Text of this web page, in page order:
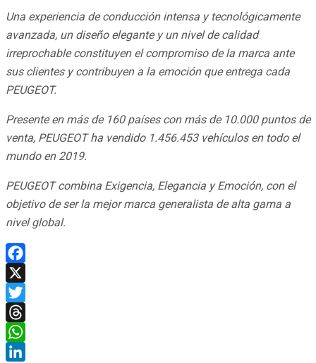
Una experiencia de conducción intensa y tecnológicamente
avanzada, un diseño elegante y un nivel de calidad
irreprochable constituyen el compromiso de la marca ante
sus clientes y contribuyen a la emoción que entrega cada
PEUGEOT.
Presente en más de 160 países con más de 10.000 puntos de
venta, PEUGEOT ha vendido 1.456.453 vehículos en todo el
mundo en 2019.
PEUGEOT combina Exigencia, Elegancia y Emoción, con el
objetivo de ser la mejor marca generalista de alta gama a
nivel global.
Facebook
X
Twitter
Threads
WhatsApp